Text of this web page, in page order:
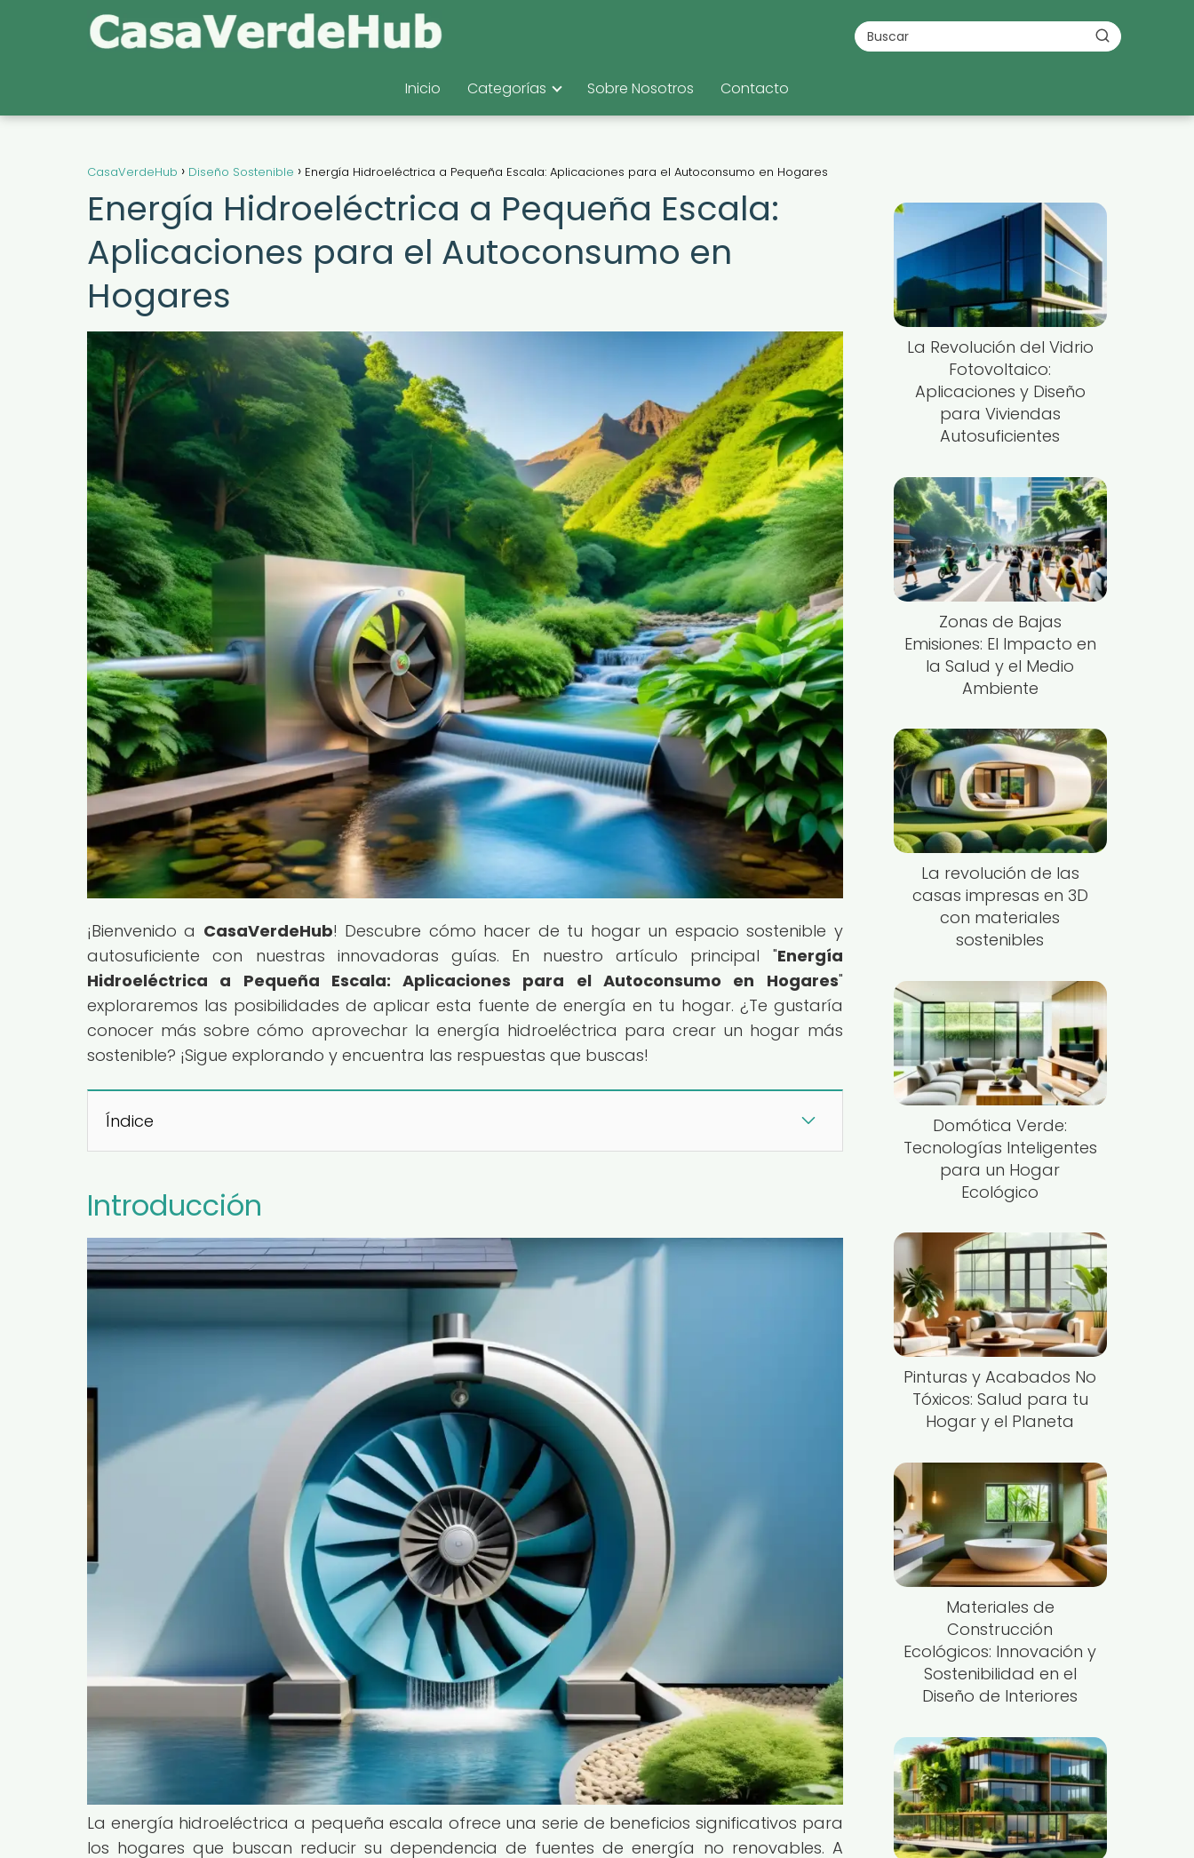
Inicio Categorías Sobre Nosotros Contacto
CasaVerdeHub Diseño Sostenible Energía Hidroeléctrica a Pequeña Escala: Aplicaciones para el Autoconsumo en Hogares
Energía Hidroeléctrica a Pequeña Escala:
Aplicaciones para el Autoconsumo en
Hogares
¡Bienvenido a CasaVerdeHub! Descubre cómo hacer de tu hogar un espacio sostenible y
autosuficiente con nuestras innovadoras guías. En nuestro artículo principal "Energía
Hidroeléctrica a Pequeña Escala: Aplicaciones para el Autoconsumo en Hogares"
exploraremos las posibilidades de aplicar esta fuente de energía en tu hogar. ¿Te gustaría
conocer más sobre cómo aprovechar la energía hidroeléctrica para crear un hogar más
sostenible? ¡Sigue explorando y encuentra las respuestas que buscas!
Índice
Introducción
La energía hidroeléctrica a pequeña escala ofrece una serie de beneficios significativos para
los hogares que buscan reducir su dependencia de fuentes de energía no renovables. A
La Revolución del Vidrio
Fotovoltaico:
Aplicaciones y Diseño
para Viviendas
Autosuficientes
Zonas de Bajas
Emisiones: El Impacto en
la Salud y el Medio
Ambiente
La revolución de las
casas impresas en 3D
con materiales
sostenibles
Domótica Verde:
Tecnologías Inteligentes
para un Hogar
Ecológico
Pinturas y Acabados No
Tóxicos: Salud para tu
Hogar y el Planeta
Materiales de
Construcción
Ecológicos: Innovación y
Sostenibilidad en el
Diseño de Interiores